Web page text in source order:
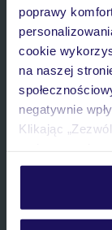
poprawy
cookie
na naszej
negatywnie
Klikając
personalizować
Szczegółowe
IMIĘ*
E-MAIL*
Wyrażam
systemów